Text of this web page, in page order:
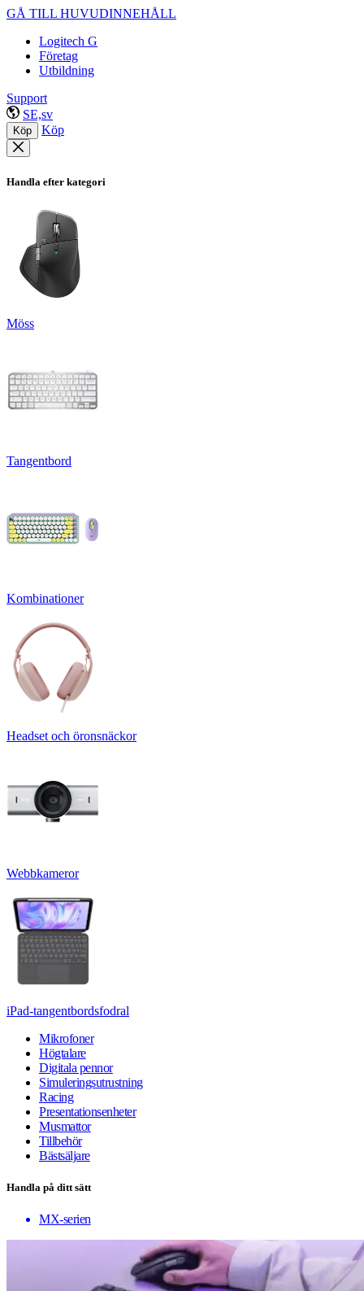
GÅ TILL HUVUDINNEHÅLL
Logitech G
Företag
Utbildning
Support
SE,sv
Köp Köp
Handla efter kategori
Möss
Tangentbord
Kombinationer
Headset och öronsnäckor
Webbkameror
iPad-tangentbordsfodral
Mikrofoner
Högtalare
Digitala pennor
Simuleringsutrustning
Racing
Presentationsenheter
Musmattor
Tillbehör
Bästsäljare
Handla på ditt sätt
MX-serien